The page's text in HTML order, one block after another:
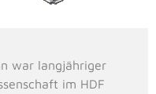
war langjähriger
im HDF